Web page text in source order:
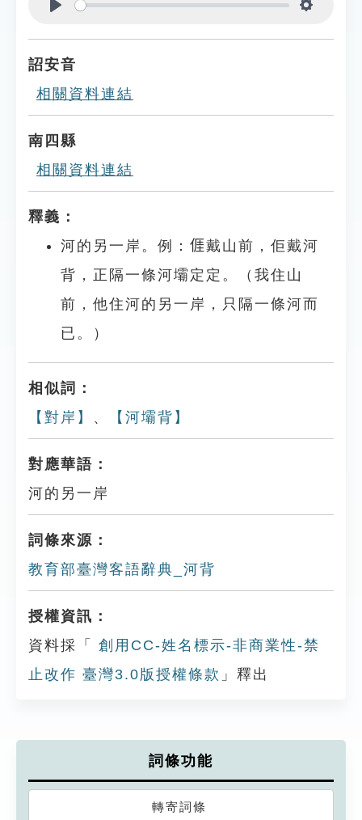
詔安音
相關資料連結
南四縣
相關資料連結
釋義：
河的另一岸。例：𠊎戴山前，佢戴河
背，正隔一條河壩定定。（我住山
前，他住河的另一岸，只隔一條河而
已。）
相似詞：
【對岸】 、 【河壩背】
對應華語：
河的另一岸
詞條來源：
教育部臺灣客語辭典_河背
授權資訊：
資料採「
創用CC-姓名標示-非商業性-禁
止改作 臺灣3.0版授權條款 」釋出
詞條功能
轉寄詞條